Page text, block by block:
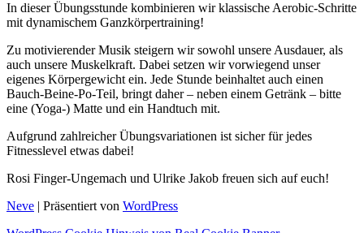
In dieser Übungsstunde kombinieren wir klassische Aerobic-Schritte
mit dynamischem Ganzkörpertraining!
Zu motivierender Musik steigern wir sowohl unsere Ausdauer, als
auch unsere Muskelkraft. Dabei setzen wir vorwiegend unser
eigenes Körpergewicht ein. Jede Stunde beinhaltet auch einen
Bauch-Beine-Po-Teil, bringt daher – neben einem Getränk – bitte
eine (Yoga-) Matte und ein Handtuch mit.
Aufgrund zahlreicher Übungsvariationen ist sicher für jedes
Fitnesslevel etwas dabei!
Rosi Finger-Ungemach und Ulrike Jakob freuen sich auf euch!
Neve | Präsentiert von WordPress